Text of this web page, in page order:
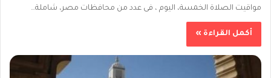
مواقيت الصلاة الخمسة، اليوم ، فى عدد من محافظات مصر، شاملة…
أكمل القراءة »